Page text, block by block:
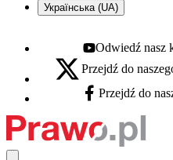
Українська (UA)
Youtube - otwiera się
Odwiedź nasz
X - otwiera się w nowej karcie
Przejdź do
Facebook - otwiera się
Przejdź do